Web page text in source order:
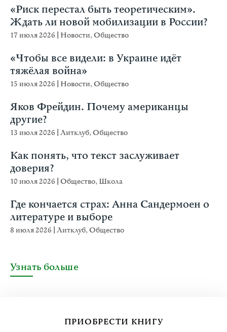
«Риск перестал быть теоретическим».
Ждать ли новой мобилизации в России?
17 июля 2026 Новости,Общество
«Чтобы все видели: в Украине идёт
тяжёлая война»
15 июля 2026 Новости,Общество
Яков Фрейдин. Почему американцы
другие?
13 июля 2026 Литклуб,Общество
Как понять, что текст заслуживает
доверия?
10 июля 2026 Общество, Школа
Где кончается страх: Анна Сандермоен о
литературе и выборе
8 июля 2026 Литклуб,Общество
Узнать больше
ПРИОБРЕСТИ КНИГУ